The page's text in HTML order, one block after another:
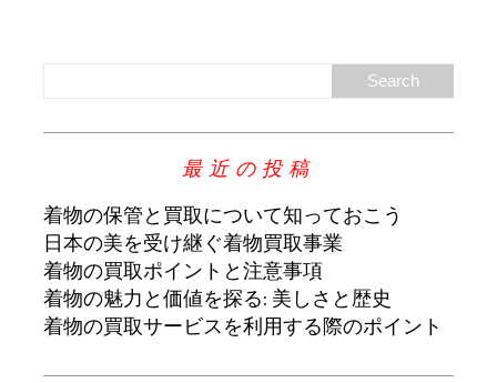
最近の投稿
着物の保管と買取について知っておこう
日本の美を受け継ぐ着物買取事業
着物の買取ポイントと注意事項
着物の魅力と価値を探る: 美しさと歴史
着物の買取サービスを利用する際のポイント